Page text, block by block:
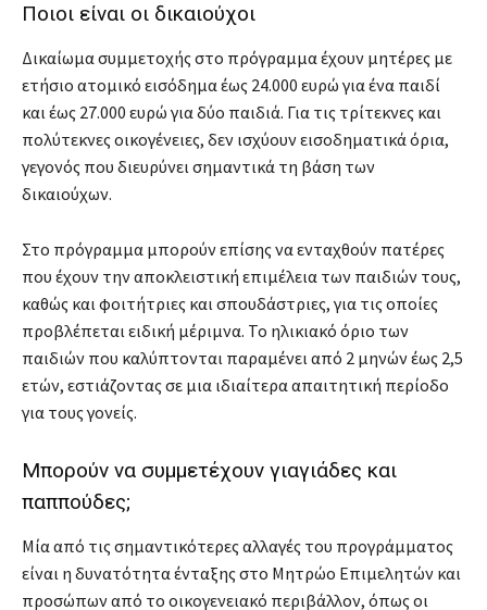
Ποιοι είναι οι δικαιούχοι
Δικαίωμα συμμετοχής στο πρόγραμμα έχουν μητέρες με
ετήσιο ατομικό εισόδημα έως 24.000 ευρώ για ένα παιδί
και έως 27.000 ευρώ για δύο παιδιά. Για τις τρίτεκνες και
πολύτεκνες οικογένειες, δεν ισχύουν εισοδηματικά όρια,
γεγονός που διευρύνει σημαντικά τη βάση των
δικαιούχων.
Στο πρόγραμμα μπορούν επίσης να ενταχθούν πατέρες
που έχουν την αποκλειστική επιμέλεια των παιδιών τους,
καθώς και φοιτήτριες και σπουδάστριες, για τις οποίες
προβλέπεται ειδική μέριμνα. Το ηλικιακό όριο των
παιδιών που καλύπτονται παραμένει από 2 μηνών έως 2,5
ετών, εστιάζοντας σε μια ιδιαίτερα απαιτητική περίοδο
για τους γονείς.
Μπορούν να συμμετέχουν γιαγιάδες και
παππούδες;
Μία από τις σημαντικότερες αλλαγές του προγράμματος
είναι η δυνατότητα ένταξης στο Μητρώο Επιμελητών και
προσώπων από το οικογενειακό περιβάλλον, όπως οι